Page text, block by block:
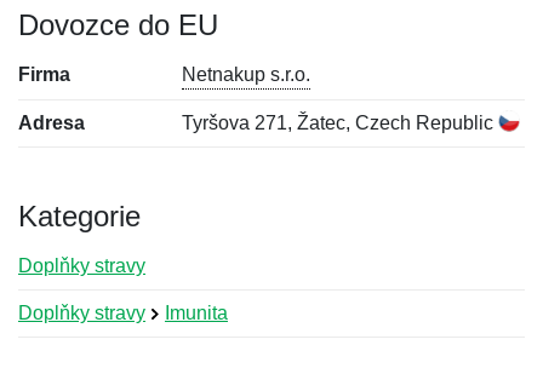
Dovozce do EU
Firma Netnakup s.r.o.
Adresa Tyršova 271, Žatec, Czech Republic
Kategorie
Doplňky stravy
Doplňky stravy Imunita